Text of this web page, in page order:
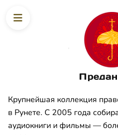
Крупнейшая коллекция
в Рунете. С 2005 года
аудиокниги и фильмы —